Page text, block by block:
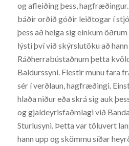
og afleiðing þess,
báðir orðið góðir leiðtogar í
þess að helga sig einkum
lýsti því við skýrslutöku að
Ráðherrabústaðnum þetta
Baldurssyni. Flestir munu fara
sér í verðlaun, hagfræðingi.
hlaða niður eða skrá sig auk
og gjaldeyrisfaðmlagi við
Sturlusyni. Þetta var töluvert
hann upp og skömmu síðar